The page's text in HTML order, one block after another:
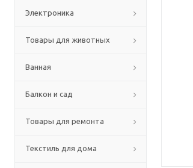
Электроника
Товары для животных
Ванная
Балкон и сад
Товары для ремонта
Текстиль для дома